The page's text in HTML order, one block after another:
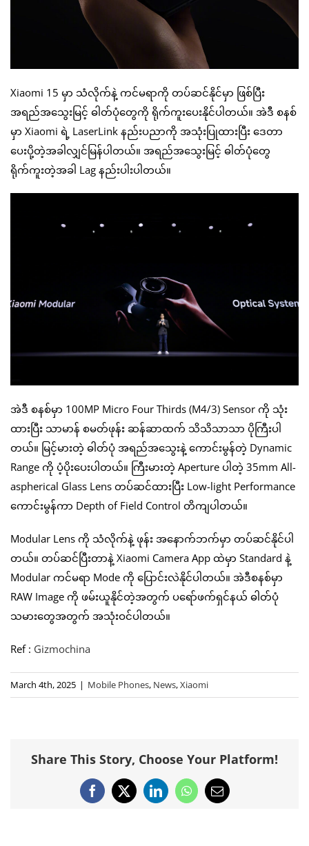
Xiaomi 15 မှာ သံလိုက်နဲ့ ကင်မရာကို တပ်ဆင်နိုင်မှာ ဖြစ်ပြီး
အရည်အသွေးမြင့် ဓါတ်ပုံတွေကို ရိုက်ကူးပေးနိုင်ပါတယ်။ အဲဒီ စနစ်
မှာ Xiaomi ရဲ့ LaserLink နည်းပညာကို အသုံးပြုထားပြီး ဒေတာ
ပေးပို့တဲ့အခါလျှင်မြန်ပါတယ်။ အရည်အသွေးမြင့် ဓါတ်ပုံတွေ
ရိုက်ကူးတဲ့အခါ Lag နည်းပါးပါတယ်။
အဲဒီ စနစ်မှာ 100MP Micro Four Thirds (M4/3) Sensor ကို သုံး
ထားပြီး သာမာန် စမတ်ဖုန်း ဆန်ဆာထက် သိသိသာသာ ပိုကြီးပါ
တယ်။ မြင့်မားတဲ့ ဓါတ်ပုံ အရည်အသွေးနဲ့ ကောင်းမွန်တဲ့ Dynamic
Range ကို ပံ့ပိုးပေးပါတယ်။ ကြီးမားတဲ့ Aperture ပါတဲ့ 35mm All-
aspherical Glass Lens တပ်ဆင်ထားပြီး Low-light Performance
ကောင်းမွန်ကာ Depth of Field Control တိကျပါတယ်။
Modular Lens ကို သံလိုက်နဲ့ ဖုန်း အနောက်ဘက်မှာ တပ်ဆင်နိုင်ပါ
တယ်။ တပ်ဆင်ပြီးတာနဲ့ Xiaomi Camera App ထဲမှာ Standard နဲ့
Modular ကင်မရာ Mode ကို ပြောင်းလဲနိုင်ပါတယ်။ အဲဒီစနစ်မှာ
RAW Image ကို ဖမ်းယူနိုင်တဲ့အတွက် ပရော်ဖက်ရှင်နယ် ဓါတ်ပုံ
သမားတွေအတွက် အသုံးဝင်ပါတယ်။
Ref : Gizmochina
March 4th, 2025 | Mobile Phones, News,Xiaomi
Share This Story, Choose Your Platform!
Facebook
X LinkedInWhatsApp
Email